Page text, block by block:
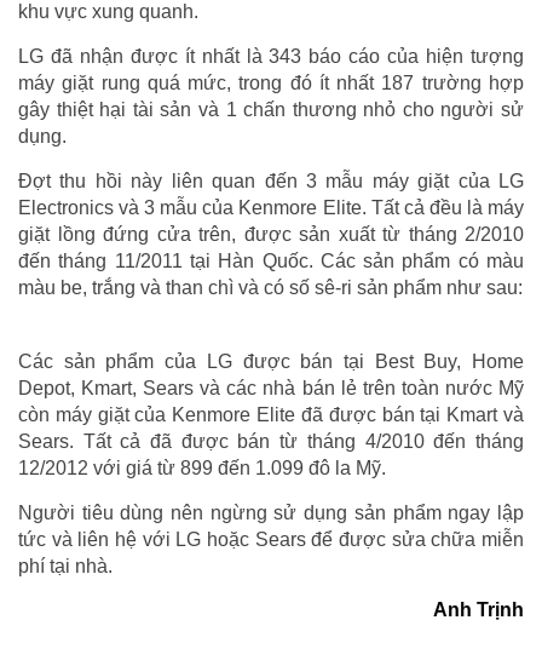
khu vực xung quanh.
LG đã nhận được ít nhất là 343 báo cáo của hiện tượng
máy giặt rung quá mức, trong đó ít nhất 187 trường hợp
gây thiệt hại tài sản và 1 chấn thương nhỏ cho người sử
dụng.
Đợt thu hồi này liên quan đến 3 mẫu máy giặt của LG
Electronics và 3 mẫu của Kenmore Elite. Tất cả đều là máy
giặt lồng đứng cửa trên, được sản xuất từ tháng 2/2010
đến tháng 11/2011 tại Hàn Quốc. Các sản phẩm có màu
màu be, trắng và than chì và có số sê-ri sản phẩm như sau:
Các sản phẩm của LG được bán tại Best Buy, Home
Depot, Kmart, Sears và các nhà bán lẻ trên toàn nước Mỹ
còn máy giặt của Kenmore Elite đã được bán tại Kmart và
Sears. Tất cả đã được bán từ tháng 4/2010 đến tháng
12/2012 với giá từ 899 đến 1.099 đô la Mỹ.
Người tiêu dùng nên ngừng sử dụng sản phẩm ngay lập
tức và liên hệ với LG hoặc Sears để được sửa chữa miễn
phí tại nhà.
Anh Trịnh